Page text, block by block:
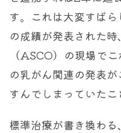
す。これは大変すば
の成績が発表された
（ASCO）の現場で
の乳がん関連の発表
すんでしまっていたこ
標準治療が書き換わる